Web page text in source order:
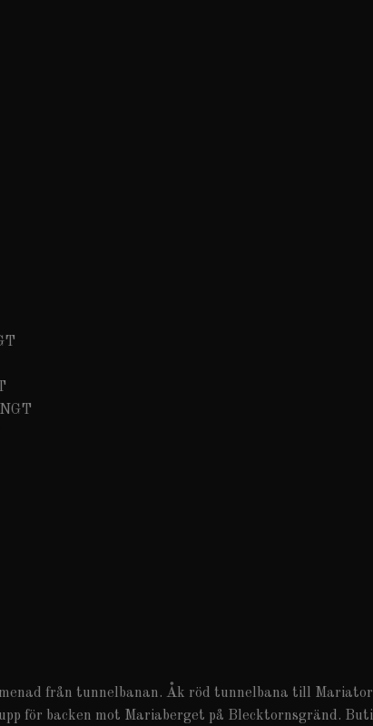
från tunnelbanan. Åk röd tunnelbana till
för backen mot Mariaberget på Blecktornsgränd.